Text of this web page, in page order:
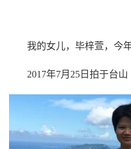
我的女儿，毕梓萱，今
2017年7月25日拍于台山